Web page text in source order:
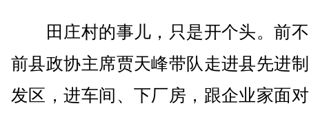
田庄村的事儿，只是开个头。前
前县政协主席贾天峰带队走进县先进
发区，进车间、下厂房，跟企业家面